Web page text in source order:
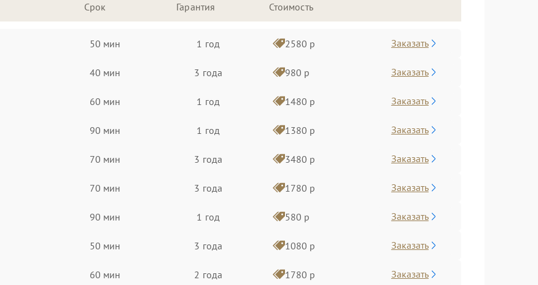
Срок Гарантия Стоимость
50 мин 1 год 2580 р Заказать
40 мин 3 года 980 р Заказать
60 мин 1 год 1480 р Заказать
90 мин 1 год 1380 р Заказать
70 мин 3 года 3480 р Заказать
70 мин 3 года 1780 р Заказать
90 мин 1 год 580 р Заказать
50 мин 3 года 1080 р Заказать
60 мин 2 года 1780 р Заказать